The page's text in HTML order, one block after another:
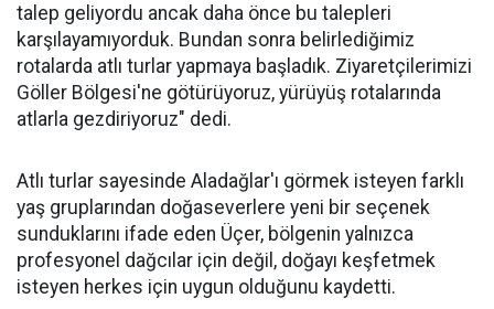
talep geliyordu ancak daha önce bu talepleri
karşılayamıyorduk. Bundan sonra belirlediğimiz
rotalarda atlı turlar yapmaya başladık. Ziyaretçilerimizi
Göller Bölgesi'ne götürüyoruz, yürüyüş rotalarında
atlarla gezdiriyoruz" dedi.
Atlı turlar sayesinde Aladağlar'ı görmek isteyen farklı
yaş gruplarından doğaseverlere yeni bir seçenek
sunduklarını ifade eden Üçer, bölgenin yalnızca
profesyonel dağcılar için değil, doğayı keşfetmek
isteyen herkes için uygun olduğunu kaydetti.